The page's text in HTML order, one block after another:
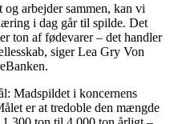
arbejder sammen, kan vi
i dag går til spilde. Det
ton af fødevarer – det handler
siger Lea Gry Von
Madspildet i koncernens
er at tredoble den mængde